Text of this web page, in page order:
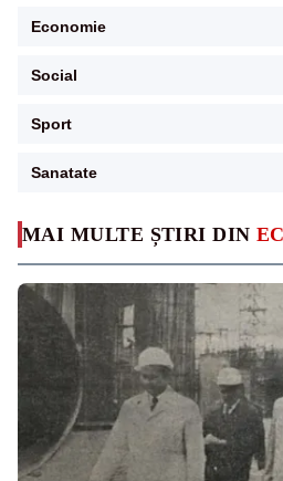
MAI MULTE ȘTIRI DIN
Economie
Social
Sport
Sanatate